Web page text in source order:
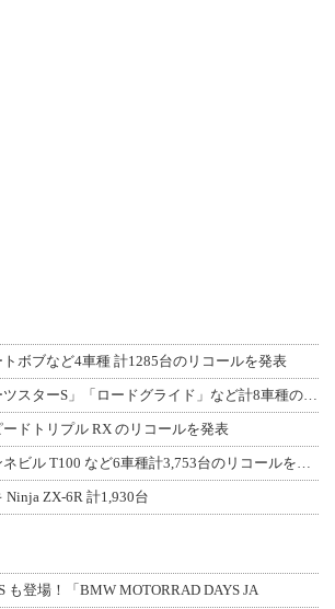
トボブなど4車種 計1285台のリコールを発表
【ハーレー】「スポーツスターS」「ロードグライド」など計8車種のリコールを発表
ードトリプル RX のリコールを発表
【トライアンフ】ボンネビル T100 など6車種計3,753台のリコールを発表
Ninja ZX-6R 計1,930台
も登場！「BMW MOTORRAD DAYS JA